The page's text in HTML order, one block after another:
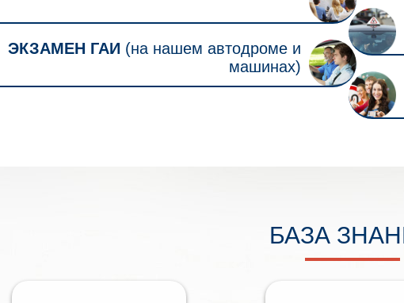
ЭКЗАМЕН ГАИ (на нашем автодроме и
машинах)
БАЗА